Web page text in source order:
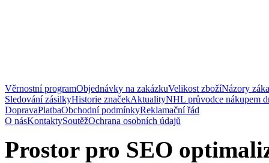
Věrnostní programObjednávky na zakázkuVelikost zbožíNázory
Sledování zásilkyHistorie značekAktualityNHL průvodce nákupem
DopravaPlatbaObchodní podmínkyReklamační řád
O násKontaktySoutěžOchrana osobních údajů
Prostor pro SEO